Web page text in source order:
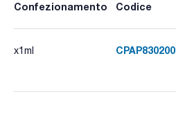
Confezionamento Codice
x1ml CPAP830200